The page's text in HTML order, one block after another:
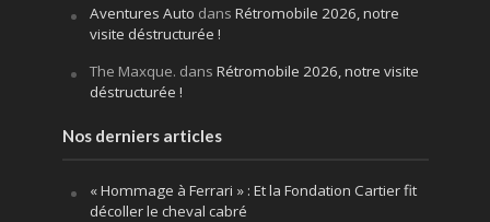
Aventures Auto dans Rétromobile 2026, notre
visite déstructurée !
The Maxque. dans Rétromobile 2026, notre visite
déstructurée !
Nos derniers articles
« Hommage à Ferrari » : Et la Fondation Cartier fit
décoller le cheval cabré